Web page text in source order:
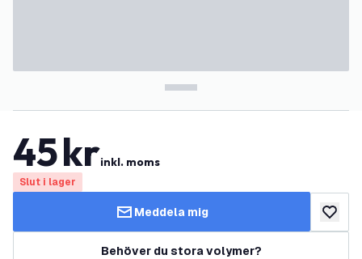
45krinkl. moms
Slut i lager
Meddela mig lägg
Behöver du stora volymer?